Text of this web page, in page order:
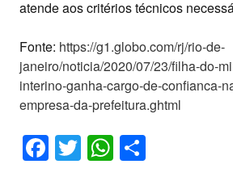
atende aos critérios técnicos
Fonte: https://g1.globo.com/rj/rio-de-
janeiro/noticia/2020/07/23/filha-do-
interino-ganha-cargo-de-confianca-
empresa-da-prefeitura.ghtml
Facebook
TwitterWhatsApp